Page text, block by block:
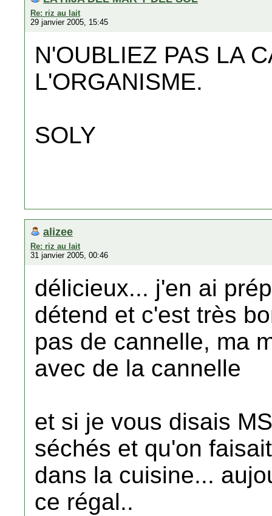
Re: riz au lait
29 janvier 2005, 15:45
N'OUBLIEZ PAS LA
L'ORGANISME.
SOLY
alizee
Re: riz au lait
31 janvier 2005, 00:46
délicieux... j'en ai
détend et c'est très
pas de cannelle, ma
avec de la cannelle
et si je vous disais
séchés et qu'on
dans la cuisine...
ce régal..